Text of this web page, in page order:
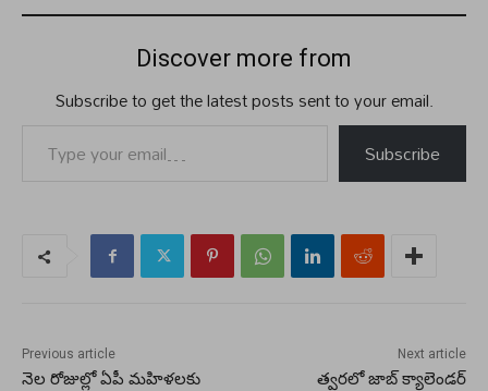
Discover more from
Subscribe to get the latest posts sent to your email.
Subscribe
Previous article
నెల రోజుల్లో ఏపీ మహిళలకు
Next article
త్వరలో జాబ్ క్యాలెండర్